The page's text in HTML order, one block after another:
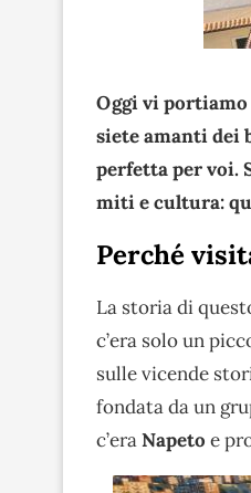
Oggi vi portiamo
siete amanti dei
perfetta per voi.
miti e cultura:
Perché
La storia di
c’era solo un
sulle vicende
fondata da un
c’eraNapeto e